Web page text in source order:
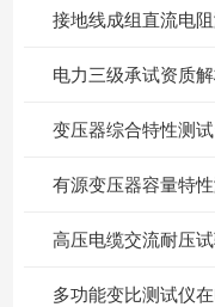
电力三级承试资质
有源变压器容量特
高压电缆交流耐压
多功能变比测试仪